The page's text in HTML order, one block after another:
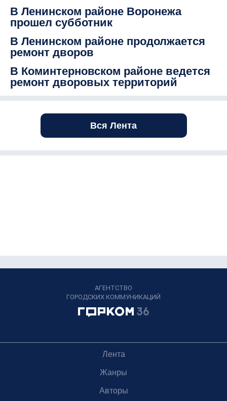
В Ленинском районе Воронежа
прошел субботник
В Ленинском районе продолжается
ремонт дворов
В Коминтерновском районе ведется
ремонт дворовых территорий
Вся Лента
АГЕНТСТВО
ГОРОДСКИХ КОММУНИКАЦИЙ
Лента
Жанры
Авторы